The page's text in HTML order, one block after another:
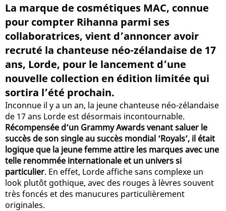
La marque de cosmétiques MAC, connue
pour compter Rihanna parmi ses
collaboratrices, vient d’annoncer avoir
recruté la chanteuse néo-zélandaise de 17
ans, Lorde, pour le lancement d’une
nouvelle collection en édition limitée qui
sortira l’été prochain.
Inconnue il y a un an, la jeune chanteuse néo-zélandaise
de 17 ans Lorde est désormais incontournable.
Récompensée d’un Grammy Awards venant saluer le
succès de son single au succès mondial ‘Royals’, il était
logique que la jeune femme attire les marques avec une
telle renommée internationale et un univers si
particulier. En effet, Lorde affiche sans complexe un
look plutôt gothique, avec des rouges à lèvres souvent
très foncés et des manucures particulièrement
originales.